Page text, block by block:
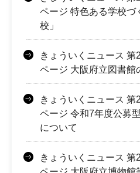
ページ 特色ある学校づ
校」
きょういくニュース
ページ 大阪府立図書館
きょういくニュース
ページ 令和7年度公募
について
きょういくニュース